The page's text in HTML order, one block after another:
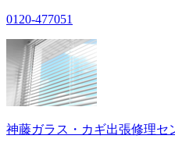
0120-477051
神藤ガラス・カギ出張修理セ